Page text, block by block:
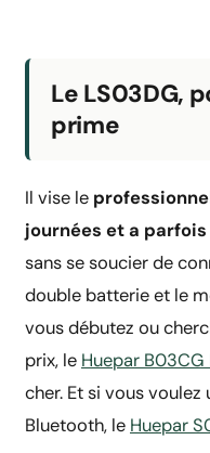
Le LS03DG,
prime
Il vise le
journées et a
sans se soucier de
double batterie et le
vous débutez ou
prix, le Huepar B03CG
cher. Et si vous
Bluetooth, le Huepar